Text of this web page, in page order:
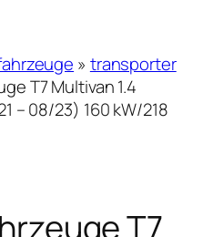
» transporter
T7 Multivan 1.4
– 08/23) 160 kW/218
T7